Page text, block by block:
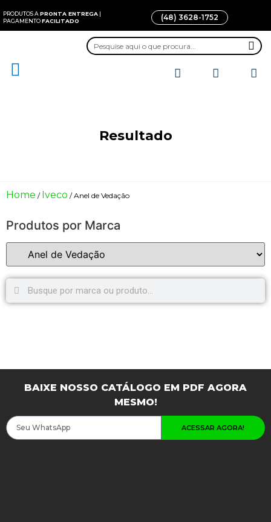
PRODUTOS A PRONTA ENTREGA |
PAGAMENTOFACILITADO (48) 3628-1752
Resultado
Home / Iveco / Anel de Vedação
Produtos por Marca
BAIXE NOSSO CATÁLOGO EM PDF AGORA
MESMO!
ACESSAR AGORA!